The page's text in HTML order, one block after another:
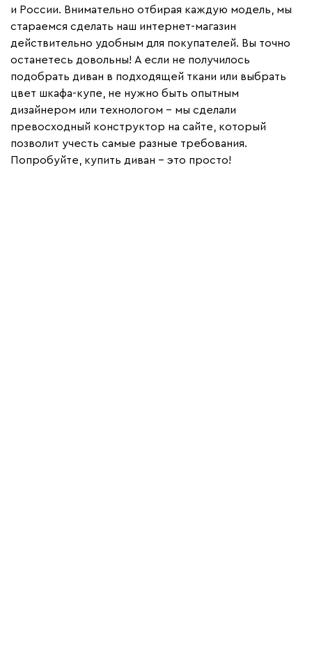
и России. Внимательно отбирая каждую модель, мы
стараемся сделать наш интернет-магазин
действительно удобным для покупателей. Вы точно
останетесь довольны! А если не получилось
подобрать диван в подходящей ткани или выбрать
цвет шкафа-купе, не нужно быть опытным
дизайнером или технологом – мы сделали
превосходный конструктор на сайте, который
позволит учесть самые разные требования.
Попробуйте, купить диван - это просто!